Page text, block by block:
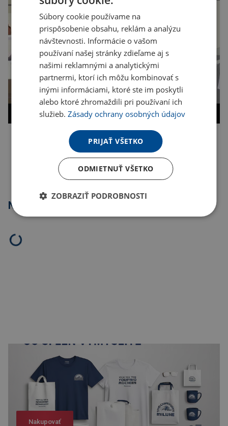
Kopírovať odkaz
Najpredávanejšie
Nakupovať
Súbory cookie používame na
prispôsobenie obsahu, reklám a analýzu
návštevnosti. Informácie o vašom
používaní našej stránky zdieľame aj s
našimi reklamnými a analytickými
partnermi, ktorí ich môžu kombinovať s
inými informáciami, ktoré ste im poskytli
alebo ktoré zhromaždili pri používaní ich
služieb.Zásady ochrany osobných údajov
PRIJAŤ VŠETKO
ODMIETNUŤ VŠETKO
ZOBRAZIŤ PODROBNOSTI